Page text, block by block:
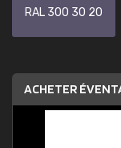
RAL 300 30 20
ACHETER